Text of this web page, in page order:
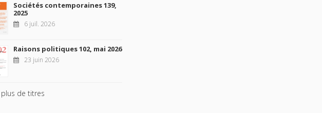
Sociétés contemporaines 139,
2025
6 juil. 2026
Raisons politiques 102, mai 2026
23 juin 2026
plus de titres